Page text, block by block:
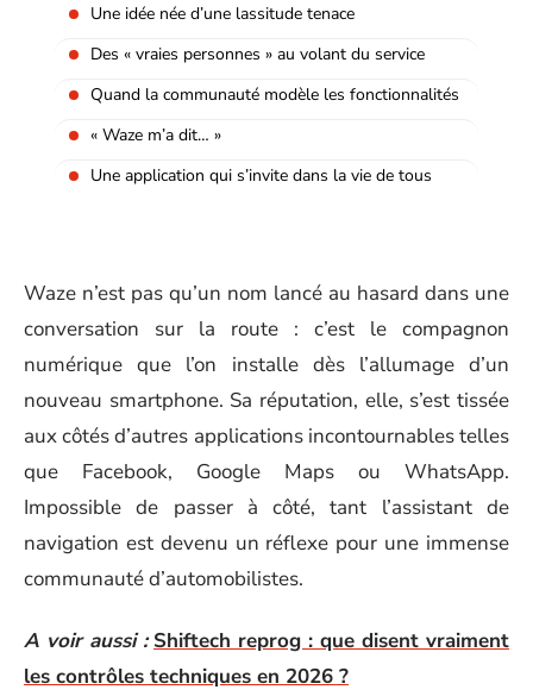
Une idée née d’une lassitude tenace
Des « vraies personnes » au volant du service
Quand la communauté modèle les fonctionnalités
« Waze m’a dit… »
Une application qui s’invite dans la vie de tous
Waze n’est pas qu’un nom lancé au hasard dans une
conversation sur la route : c’est le compagnon
numérique que l’on installe dès l’allumage d’un
nouveau smartphone. Sa réputation, elle, s’est tissée
aux côtés d’autres applications incontournables telles
que Facebook, Google Maps ou WhatsApp.
Impossible de passer à côté, tant l’assistant de
navigation est devenu un réflexe pour une immense
communauté d’automobilistes.
A voir aussi : Shiftech reprog : que disent vraiment
les contrôles techniques en 2026 ?